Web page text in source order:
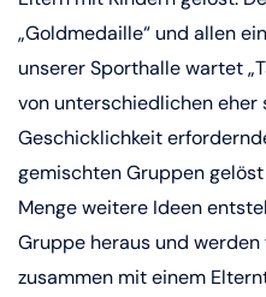
„Goldmedaille“ und allen
unserer Sporthalle wartet
von unterschiedlichen
Geschicklichkeit
gemischten Gruppen
Menge weitere Ideen
Gruppe heraus und
zusammen mit einem